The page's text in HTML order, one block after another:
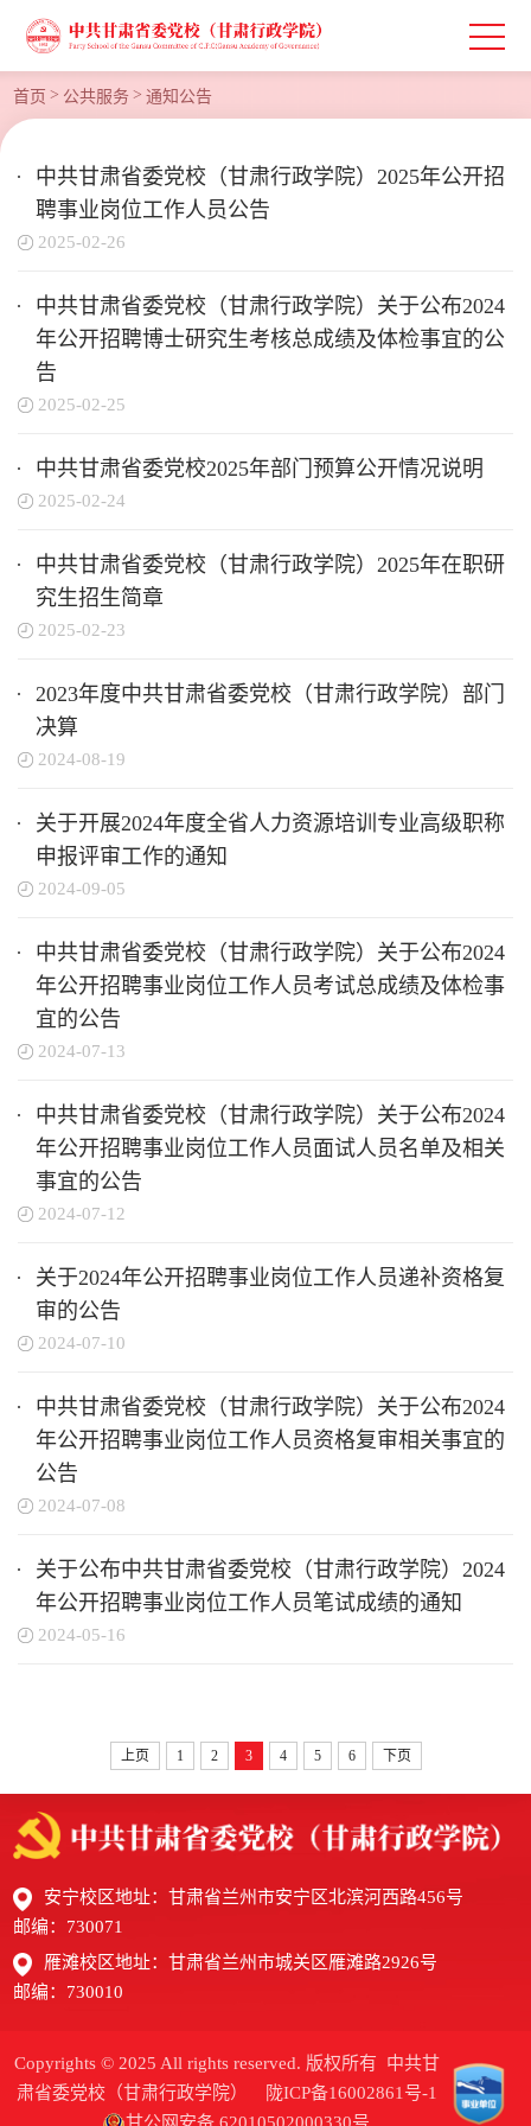
首页 > 公共服务 > 通知公告
中共甘肃省委党校（甘肃行政学院）2025年公开招
聘事业岗位工作人员公告
2025-02-26
中共甘肃省委党校（甘肃行政学院）关于公布2024
年公开招聘博士研究生考核总成绩及体检事宜的公
告
2025-02-25
中共甘肃省委党校2025年部门预算公开情况说明
2025-02-24
中共甘肃省委党校（甘肃行政学院）2025年在职研
究生招生简章
2025-02-23
2023年度中共甘肃省委党校（甘肃行政学院）部门
决算
2024-08-19
关于开展2024年度全省人力资源培训专业高级职称
申报评审工作的通知
2024-09-05
中共甘肃省委党校（甘肃行政学院）关于公布2024
年公开招聘事业岗位工作人员考试总成绩及体检事
宜的公告
2024-07-13
中共甘肃省委党校（甘肃行政学院）关于公布2024
年公开招聘事业岗位工作人员面试人员名单及相关
事宜的公告
2024-07-12
关于2024年公开招聘事业岗位工作人员递补资格复
审的公告
2024-07-10
中共甘肃省委党校（甘肃行政学院）关于公布2024
年公开招聘事业岗位工作人员资格复审相关事宜的
公告
2024-07-08
关于公布中共甘肃省委党校（甘肃行政学院）2024
年公开招聘事业岗位工作人员笔试成绩的通知
2024-05-16
上页 1 2 3 4 5 6 下页
安宁校区地址：甘肃省兰州市安宁区北滨河西路456号
邮编：730071
雁滩校区地址：甘肃省兰州市城关区雁滩路2926号
邮编：730010
Copyrights © 2025 All rights reserved. 版权所有 中共甘
肃省委党校（甘肃行政学院）
陇ICP备16002861号-1